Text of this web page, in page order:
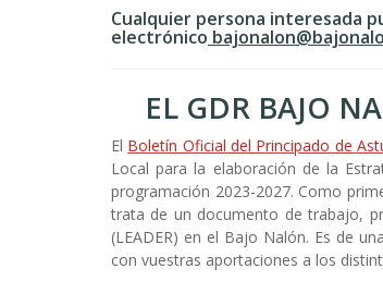
Cualquier persona interesada
electrónico
EL GDR BAJO
El Boletín Oficial del Principado de
Local para la elaboración de la
programación 2023-2027. Como
trata de un documento de trabajo,
(LEADER) en el Bajo Nalón. Es de
con vuestras aportaciones a los